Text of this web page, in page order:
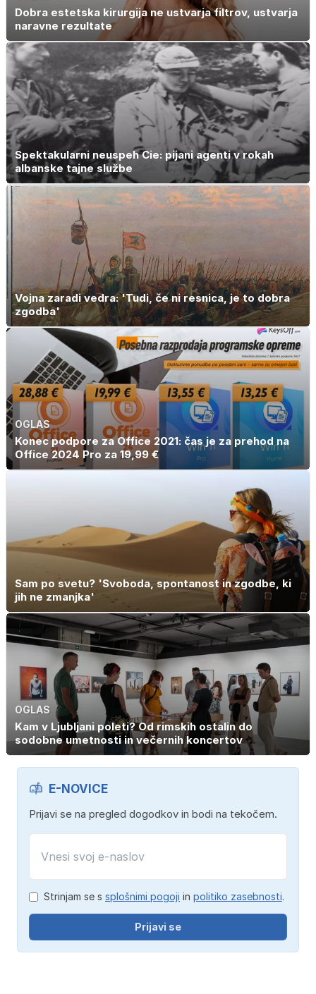
Dobra estetska kirurgija ne ustvarja filtrov, ustvarja
naravne rezultate
Spektakularni neuspeh Cie: pijani agenti v rokah
albanske tajne službe
Vojna zaradi vedra: 'Tudi, če ni resnica, je to dobra
zgodba'
OGLAS
Konec podpore za Office 2021: čas je za prehod na
Office 2024 Pro za 19,99 €
Sam po svetu? 'Svoboda, spontanost in zgodbe, ki
jih ne zmanjka'
OGLAS
Kam v Ljubljani poleti? Od rimskih ostalin do
sodobne umetnosti in večernih koncertov
E-NOVICE
Prijavi se na pregled dogodkov in bodi na tekočem.
Strinjam se s splošnimi pogoji in politiko zasebnosti.
Prijavi se